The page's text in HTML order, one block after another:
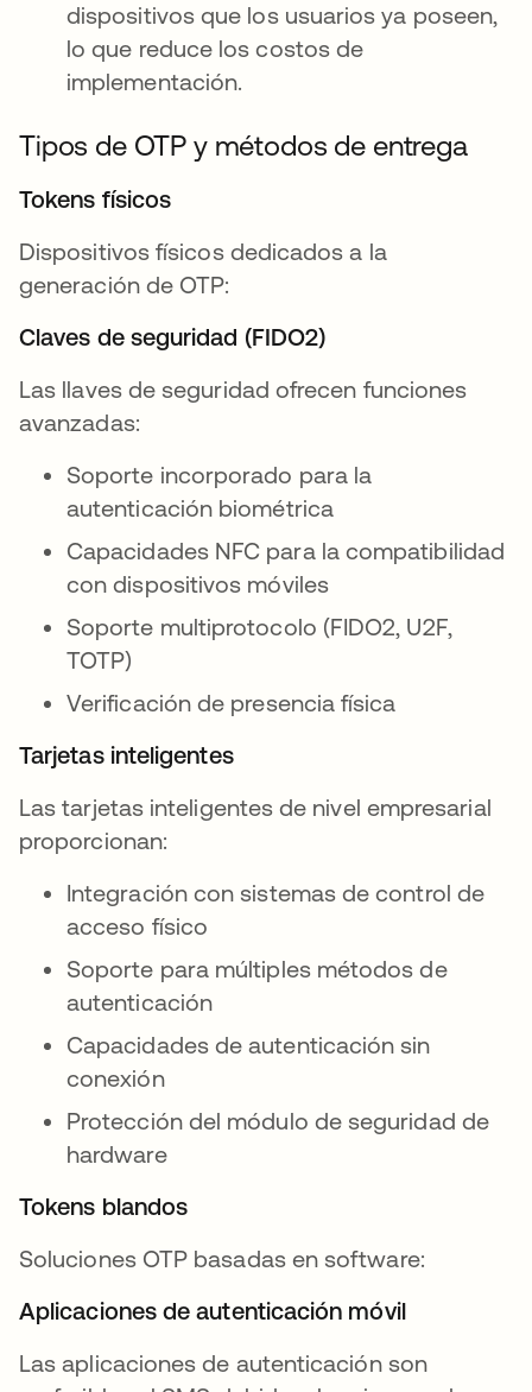
dispositivos que los usuarios ya poseen,
lo que reduce los costos de
implementación.
Tipos de OTP y métodos de entrega
Tokens físicos
Dispositivos físicos dedicados a la
generación de OTP:
Claves de seguridad (FIDO2)
Las llaves de seguridad ofrecen funciones
avanzadas:
Soporte incorporado para la
autenticación biométrica
Capacidades NFC para la compatibilidad
con dispositivos móviles
Soporte multiprotocolo (FIDO2, U2F,
TOTP)
Verificación de presencia física
Tarjetas inteligentes
Las tarjetas inteligentes de nivel empresarial
proporcionan:
Integración con sistemas de control de
acceso físico
Soporte para múltiples métodos de
autenticación
Capacidades de autenticación sin
conexión
Protección del módulo de seguridad de
hardware
Tokens blandos
Soluciones OTP basadas en software:
Aplicaciones de autenticación móvil
Las aplicaciones de autenticación son